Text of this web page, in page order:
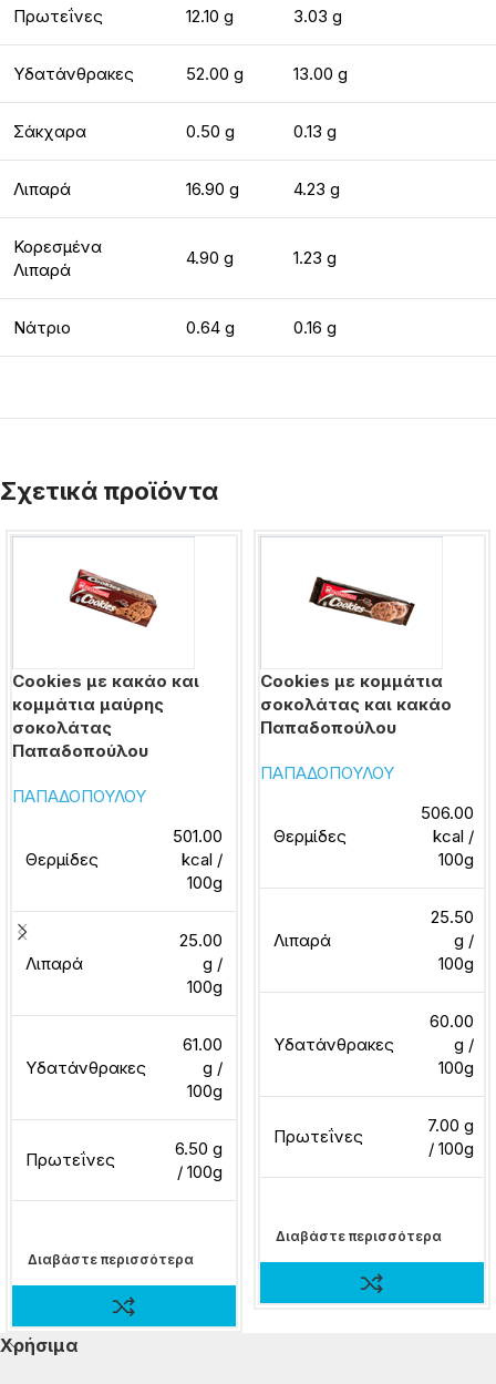
Πρωτεΐνες 12.10 g 3.03 g
Υδατάνθρακες 52.00 g 13.00 g
Σάκχαρα 0.50 g 0.13 g
Λιπαρά 16.90 g 4.23 g
Κορεσμένα
Λιπαρά
4.90 g 1.23 g
Νάτριο 0.64 g 0.16 g
Σχετικά προϊόντα
Cookies με κακάο και
κομμάτια μαύρης
σοκολάτας
Παπαδοπούλου
ΠΑΠΑΔΟΠΟΥΛΟΥ
Θερμίδες
501.00
kcal /
100g
Λιπαρά
25.00
g /
100g
Υδατάνθρακες
61.00
g /
100g
Πρωτεΐνες
6.50 g
/ 100g
Διαβάστε περισσότερα
Cookies με κομμάτια
σοκολάτας και κακάο
Παπαδοπούλου
ΠΑΠΑΔΟΠΟΥΛΟΥ
Θερμίδες
506.00
kcal /
100g
Λιπαρά
25.50
g /
100g
Υδατάνθρακες
60.00
g /
100g
Πρωτεΐνες
7.00 g
/ 100g
Διαβάστε περισσότερα
Χρήσιμα